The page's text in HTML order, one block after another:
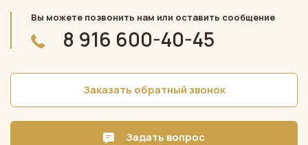
Вы можете позвонить нам или оставить сообщение
8 916 600-40-45
Заказать обратный звонок
Задать вопрос